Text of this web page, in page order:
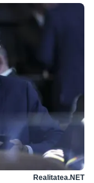
Realitatea.NET